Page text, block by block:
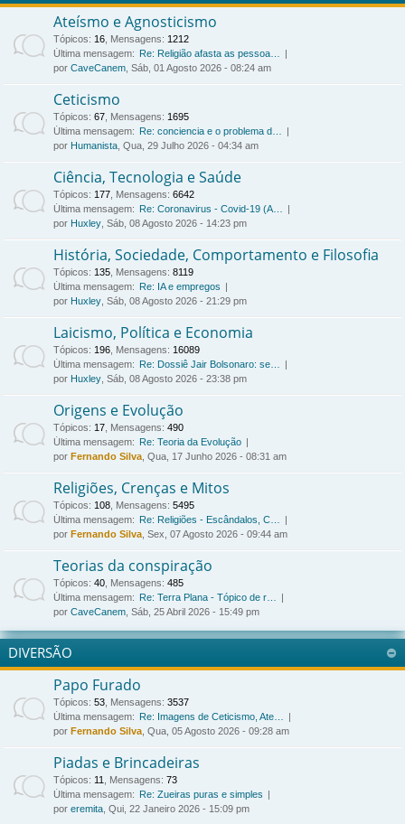
Ateísmo e Agnosticismo
Tópicos: 16, Mensagens: 1212
Última mensagem:
Re: Religião afasta as pessoa…
por CaveCanem, Sáb, 01 Agosto 2026 - 08:24 am
Ceticismo
Tópicos: 67, Mensagens: 1695
Última mensagem:
Re: conciencia e o problema d…
por Humanista, Qua, 29 Julho 2026 - 04:34 am
Ciência, Tecnologia e Saúde
Tópicos: 177, Mensagens: 6642
Última mensagem:
Re: Coronavirus - Covid-19 (A…
por Huxley, Sáb, 08 Agosto 2026 - 14:23 pm
História, Sociedade, Comportamento e Filosofia
Tópicos: 135, Mensagens: 8119
Última mensagem:
Re: IA e empregos
por Huxley, Sáb, 08 Agosto 2026 - 21:29 pm
Laicismo, Política e Economia
Tópicos: 196, Mensagens: 16089
Última mensagem:
Re: Dossiê Jair Bolsonaro: se…
por Huxley, Sáb, 08 Agosto 2026 - 23:38 pm
Origens e Evolução
Tópicos: 17, Mensagens: 490
Última mensagem:
Re: Teoria da Evolução
por Fernando Silva, Qua, 17 Junho 2026 - 08:31 am
Religiões, Crenças e Mitos
Tópicos: 108, Mensagens: 5495
Última mensagem:
Re: Religiões - Escândalos, C…
por Fernando Silva, Sex, 07 Agosto 2026 - 09:44 am
Teorias da conspiração
Tópicos: 40, Mensagens: 485
Última mensagem:
Re: Terra Plana - Tópico de r…
por CaveCanem, Sáb, 25 Abril 2026 - 15:49 pm
DIVERSÃO
Papo Furado
Tópicos: 53, Mensagens: 3537
Última mensagem:
Re: Imagens de Ceticismo, Ate…
por Fernando Silva, Qua, 05 Agosto 2026 - 09:28 am
Piadas e Brincadeiras
Tópicos: 11, Mensagens: 73
Última mensagem:
Re: Zueiras puras e simples
por eremita, Qui, 22 Janeiro 2026 - 15:09 pm